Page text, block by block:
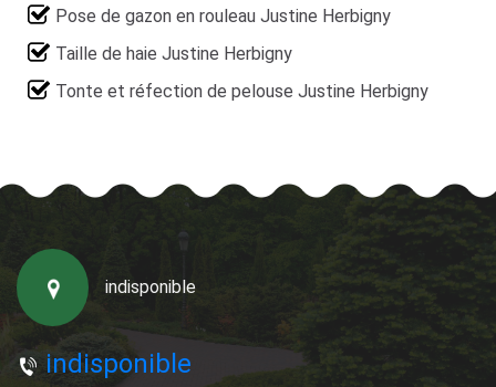
Pose de gazon en rouleau Justine Herbigny
Taille de haie Justine Herbigny
Tonte et réfection de pelouse Justine Herbigny
indisponible
indisponible